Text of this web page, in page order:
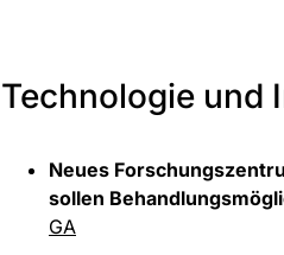
Technologie und
Neues
sollen
GA